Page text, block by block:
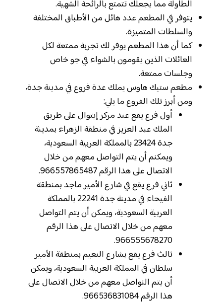
الطاولة مما يجعلك تتمتع بالرائحة الشهية.
يتوفر في المطعم عدد هائل من الأطباق المختلفة
والسلطات المتميزة.
كما أن هذا المطعم يوفر لك تجربة ممتعة لكل
العائلات الذين يقومون بالشواء في جو خاص
وجلسات ممتعة.
مطعم ستيك هاوس يملك عدة فروع في مدينة جدة،
ومن أبرز تلك الفروع ما يلي:
أول فرع يقع عند مركز إيتوال على طريق
الملك عبد العزيز في منطقة الزهراء بمدينة
جدة 23424 بالمملكة العربية السعودية،
ويمكنم أن يتم التواصل معهم من خلال
الاتصال على هذا الرقم 966557865487.
ثاني فرع يقع في شارع الأمير ماجد بمنطقة
الفيحاء في مدينة جدة 22241 بالمملكة
العربية السعودية، ويمكن أن يتم التواصل
معهم من خلال الاتصال على هذا الرقم
966555678270.
ثالث فرع يقع بشارع النعيم بمنطقة الأمير
سلطان في المملكة العربية السعودية، ويمكن
أن يتم التواصل معهم من خلال الاتصال على
هذا الرقم 966536831084.